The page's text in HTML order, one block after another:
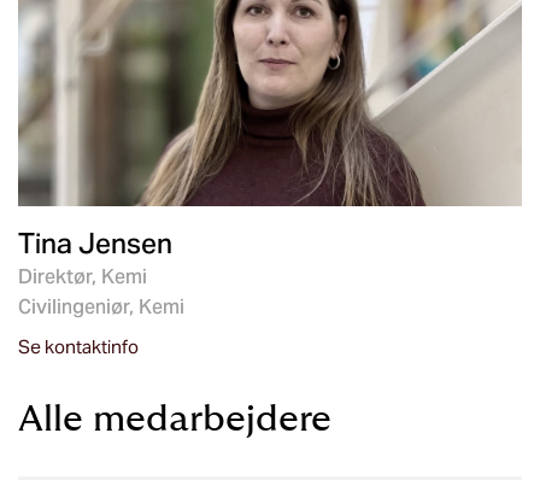
Tina Jensen
Direktør, Kemi
Civilingeniør, Kemi
Se kontaktinfo
Alle medarbejdere​